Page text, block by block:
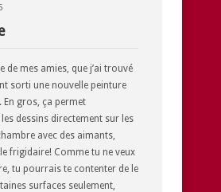
de mes amies, que j’ai trouvé
sorti une nouvelle peinture
En gros, ça permet
les dessins directement sur les
avec des aimants,
frigidaire! Comme tu ne veux
tu pourrais te contenter de le
surfaces seulement,